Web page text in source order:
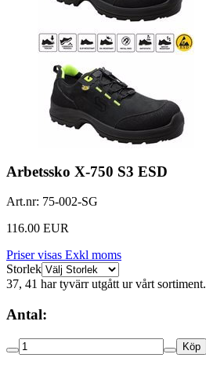
Arbetssko X-750 S3 ESD
Art.nr: 75-002-SG
116.00 EUR
Priser visas Exkl moms
Storlek
37, 41 har tyvärr utgått ur vårt sortiment.
Antal:
Köp